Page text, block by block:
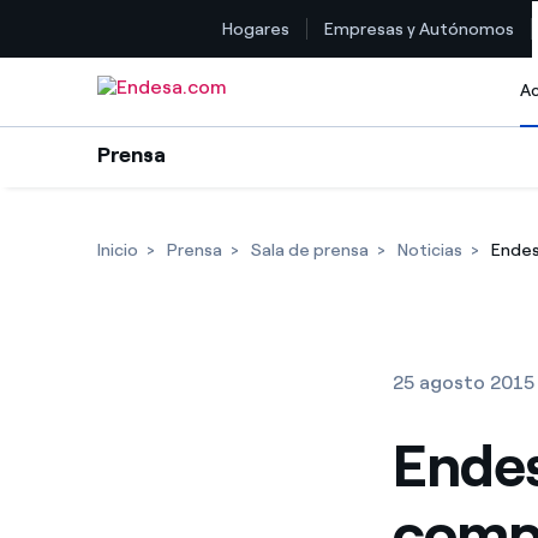
Hogares Empresas y Autónomos
Prensa
Inicio Prensa Sala de prensa Noticias
25 agosto 2015